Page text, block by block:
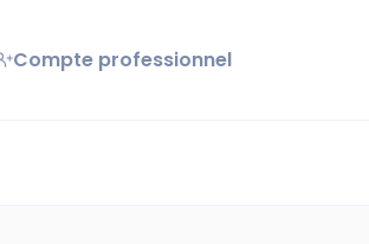
Compte professionnel